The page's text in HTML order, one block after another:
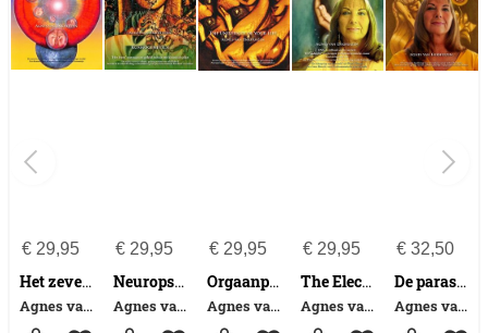
€29,95
Het zevende zintuig
Agnes van Enkhuizen
€29,95
Neuropsyrurgie
Agnes van Enkhuizen
€ 29,95
Orgaanpsychologie
Agnes van Enkhuizen
€ 29,95
The Electric Universe
Agnes van Enkhuizen
€ 32,50
De parasympathicus
Agnes van Enkhuizen